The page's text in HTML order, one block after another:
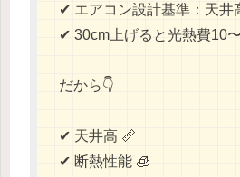
✔ エアコン設計基準：天井
✔ 30cm上げると光熱費10
だから👇
✔ 天井高 📏
✔ 断熱性能 🧊